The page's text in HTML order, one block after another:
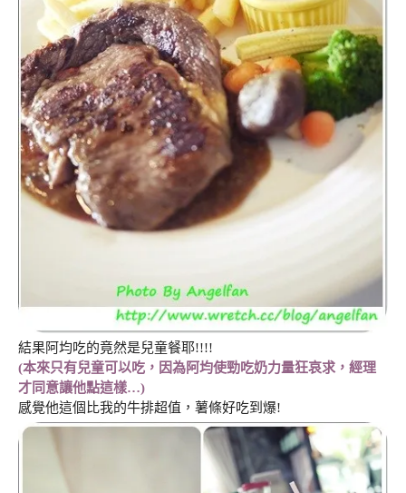
結果阿均吃的竟然是兒童餐耶!!!!
(本來只有兒童可以吃，因為阿均使勁吃奶力量狂哀求，經理
才同意讓他點這樣…)
感覺他這個比我的牛排超值，薯條好吃到爆!